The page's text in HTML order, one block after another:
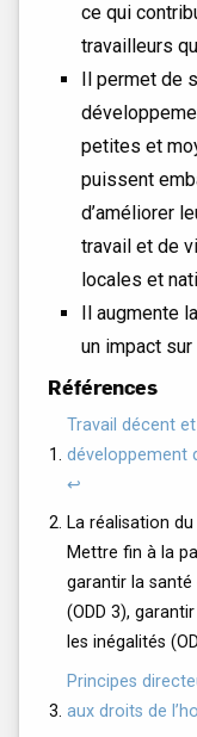
ce qui
travailleurs
Il permet de
petites et
puissent
d’améliorer
travail et de
locales et
Il augmente
un impact
Références
Travail décent
développement
↩
La réalisation du
Mettre fin à la
garantir la
(ODD 3),
les inégalités
Principes
aux droits de